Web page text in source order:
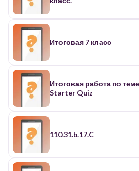
Итоговая 7 класс
Итоговая работа по
Starter Quiz
110.31.b.17.C